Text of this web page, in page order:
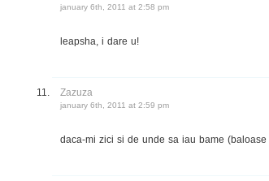
january 6th, 2011 at 2:58 pm
leapsha, i dare u!
Zazuza
january 6th, 2011 at 2:59 pm
daca-mi zici si de unde sa iau bame (baloase